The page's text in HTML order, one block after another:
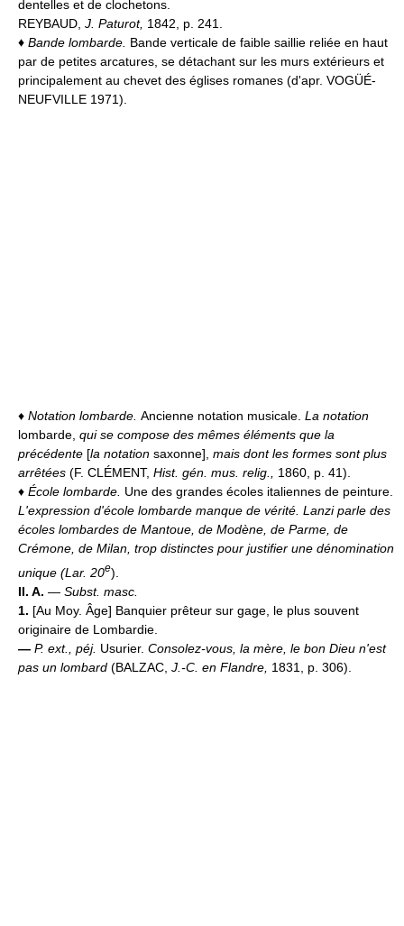
dentelles et de clochetons.
REYBAUD, J. Paturot, 1842, p. 241.
♦ Bande lombarde. Bande verticale de faible saillie reliée en haut
par de petites arcatures, se détachant sur les murs extérieurs et
principalement au chevet des églises romanes (d'apr. VOGÜÉ-
NEUFVILLE 1971).
♦ Notation lombarde. Ancienne notation musicale. La notation
lombarde, qui se compose des mêmes éléments que la
précédente [la notation saxonne], mais dont les formes sont plus
arrêtées (F. CLÉMENT, Hist. gén. mus. relig., 1860, p. 41).
♦ École lombarde. Une des grandes écoles italiennes de peinture.
L'expression d'école lombarde manque de vérité. Lanzi parle des
écoles lombardes de Mantoue, de Modène, de Parme, de
Crémone, de Milan, trop distinctes pour justifier une dénomination
unique (Lar. 20e).
II. A. — Subst. masc.
1. [Au Moy. Âge] Banquier prêteur sur gage, le plus souvent
originaire de Lombardie.
— P. ext., péj. Usurier. Consolez-vous, la mère, le bon Dieu n'est
pas un lombard (BALZAC, J.-C. en Flandre, 1831, p. 306).